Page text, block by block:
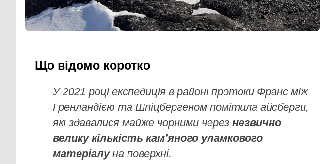
Що відомо коротко
У 2021 році експедиція в районі протоки Франс між
Гренландією та Шпіцбергеном помітила айсберги,
які здавалися майже чорними черезнезвично
велику кількість кам’яного уламкового
матеріалуна поверхні.